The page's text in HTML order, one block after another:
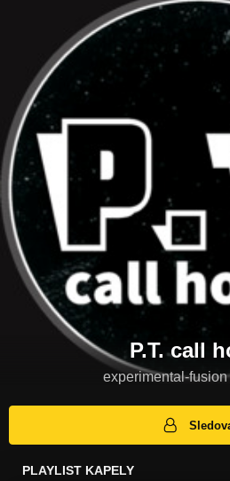
P.T. call
experimental-
PLAYLIST KAPELY